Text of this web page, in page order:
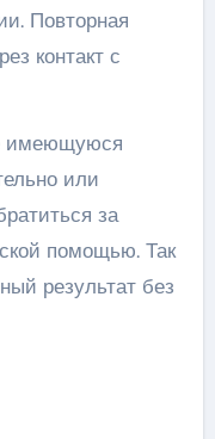
Повторная
контакт с
имеющуюся
или
за
помощью. Так
результат без